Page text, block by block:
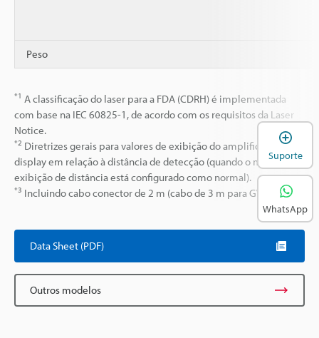
Peso
*1 A classificação do laser para a FDA (CDRH) é implementada
com base na IEC 60825-1, de acordo com os requisitos da Laser
Notice.
*2 Diretrizes gerais para valores de exibição do amplificador do
display em relação à distância de detecção (quando o modo de
exibição de distância está configurado como normal).
*3 Incluindo cabo conector de 2 m (cabo de 3 m para GV-H1000)
Data Sheet (PDF)
Outros modelos
Suporte
WhatsApp